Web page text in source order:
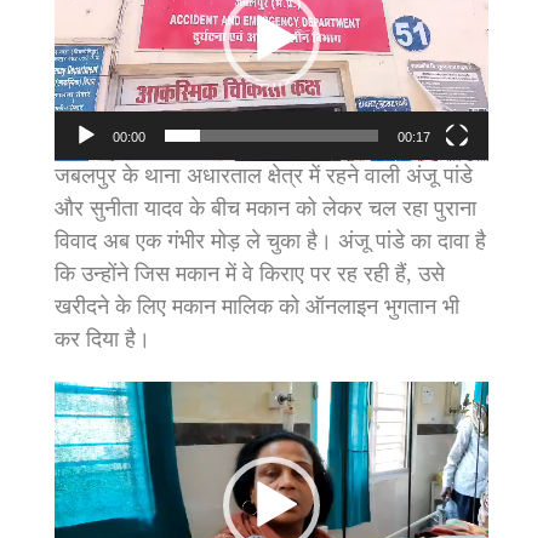
00:00 00:17
जबलपुर के थाना अधारताल क्षेत्र में रहने वाली अंजू पांडे
और सुनीता यादव के बीच मकान को लेकर चल रहा पुराना
विवाद अब एक गंभीर मोड़ ले चुका है। अंजू पांडे का दावा है
कि उन्होंने जिस मकान में वे किराए पर रह रही हैं, उसे
खरीदने के लिए मकान मालिक को ऑनलाइन भुगतान भी
कर दिया है।
Video
Player